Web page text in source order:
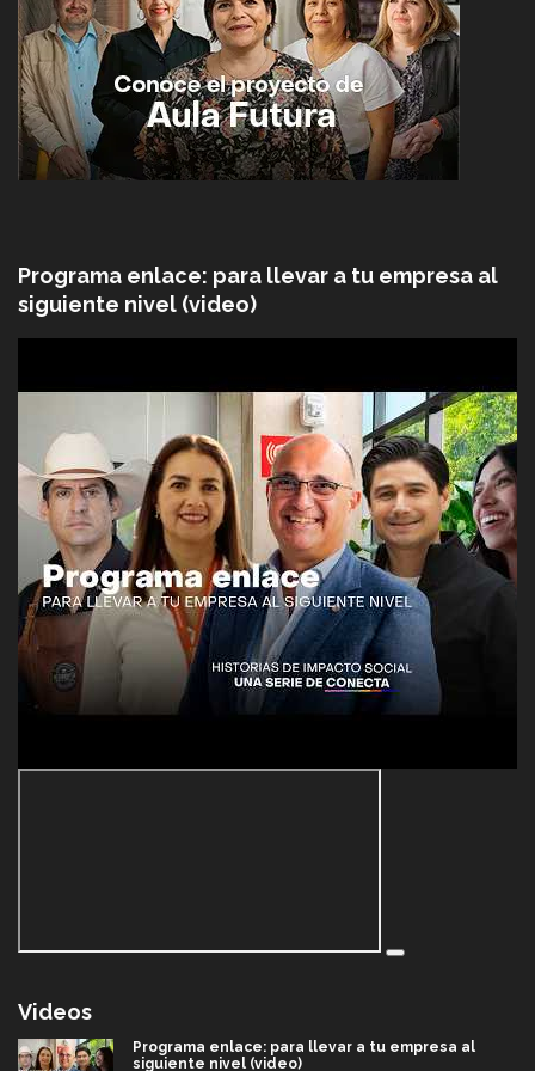
Programa enlace: para llevar a tu empresa al
siguiente nivel (video)
Videos
Programa enlace: para llevar a tu empresa al
siguiente nivel (video)